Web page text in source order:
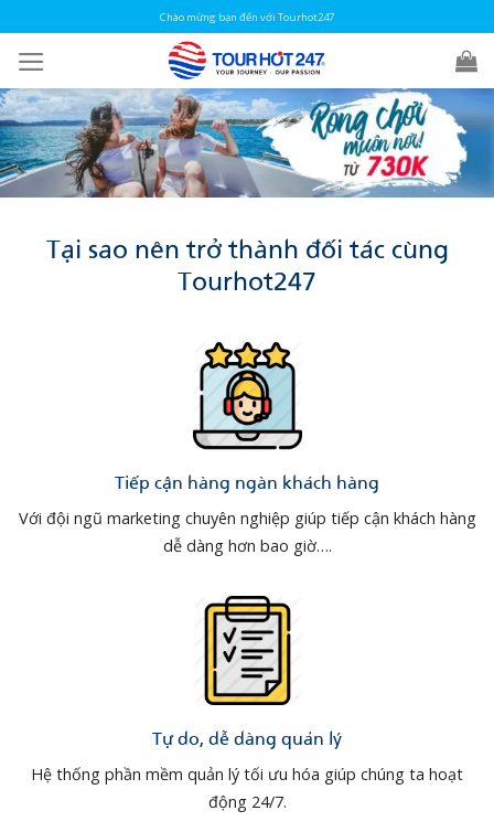
to
content
Chào mừng bạn đến với Tourhot247
Tại sao nên trở thành đối tác cùng
Tourhot247
Tiếp cận hàng ngàn khách hàng
Với đội ngũ marketing chuyên nghiệp giúp tiếp cận khách hàng
dễ dàng hơn bao giờ….
Tự do, dễ dàng quản lý
Hệ thống phần mềm quản lý tối ưu hóa giúp chúng ta hoạt
động 24/7.